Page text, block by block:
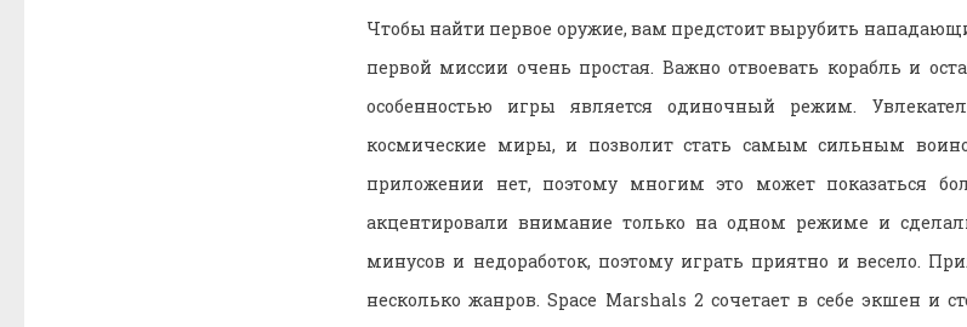
Чтобы найти первое оружие, вам предстоит вырубить
первой миссии очень простая. Важно отвоевать корабль и
особенностью игры является одиночный режим.
космические миры, и позволит стать самым сильным
приложении нет, поэтому многим это может показаться
акцентировали внимание только на одном режиме и
минусов и недоработок, поэтому играть приятно и весело.
несколько жанров. Space Marshals 2 сочетает в себе экшен и